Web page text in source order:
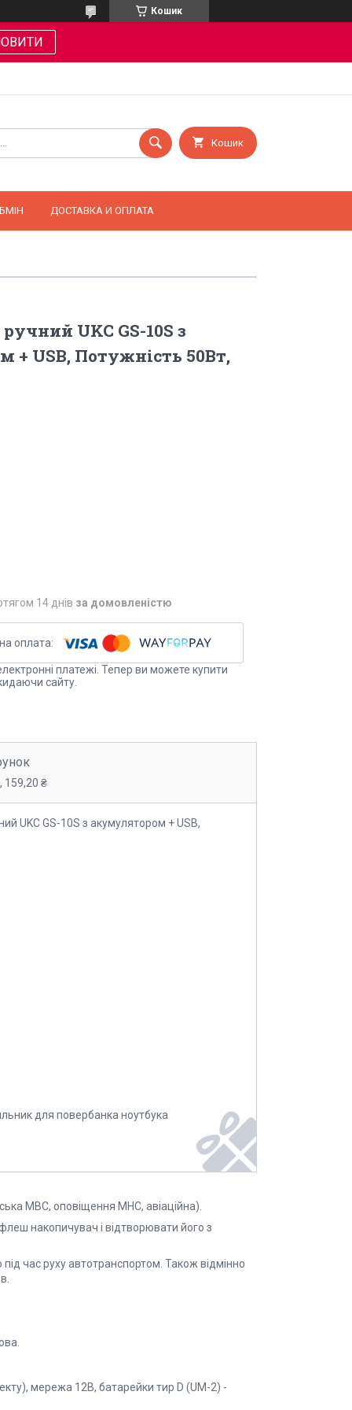
Кошик
Кошик
ДОСТАВКА И ОПЛАТА
UKC GS-10S з
+ USB, Потужність 50Вт,
14 днів за домовленістю
платежі. Тепер ви можете купити
сайту.
159,20 ₴
UKC GS-10S з акумулятором + USB,
для повербанка ноутбука
МВС, оповіщення МНС, авіаційна).
накопичувач і відтворювати його з
час руху автотранспортом. Також відмінно
мережа 12В, батарейки тир D (UM-2) -